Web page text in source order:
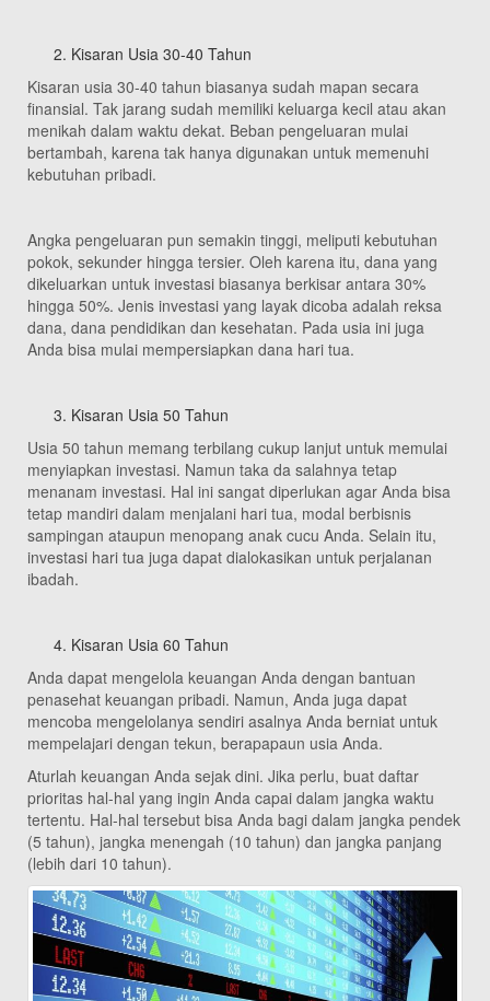
Kisaran Usia 30-40 Tahun
Kisaran usia 30-40 tahun biasanya sudah mapan secara
finansial. Tak jarang sudah memiliki keluarga kecil atau akan
menikah dalam waktu dekat. Beban pengeluaran mulai
bertambah, karena tak hanya digunakan untuk memenuhi
kebutuhan pribadi.
Angka pengeluaran pun semakin tinggi, meliputi kebutuhan
pokok, sekunder hingga tersier. Oleh karena itu, dana yang
dikeluarkan untuk investasi biasanya berkisar antara 30%
hingga 50%. Jenis investasi yang layak dicoba adalah reksa
dana, dana pendidikan dan kesehatan. Pada usia ini juga
Anda bisa mulai mempersiapkan dana hari tua.
Kisaran Usia 50 Tahun
Usia 50 tahun memang terbilang cukup lanjut untuk memulai
menyiapkan investasi. Namun taka da salahnya tetap
menanam investasi. Hal ini sangat diperlukan agar Anda bisa
tetap mandiri dalam menjalani hari tua, modal berbisnis
sampingan ataupun menopang anak cucu Anda. Selain itu,
investasi hari tua juga dapat dialokasikan untuk perjalanan
ibadah.
Kisaran Usia 60 Tahun
Anda dapat mengelola keuangan Anda dengan bantuan
penasehat keuangan pribadi. Namun, Anda juga dapat
mencoba mengelolanya sendiri asalnya Anda berniat untuk
mempelajari dengan tekun, berapapaun usia Anda.
Aturlah keuangan Anda sejak dini. Jika perlu, buat daftar
prioritas hal-hal yang ingin Anda capai dalam jangka waktu
tertentu. Hal-hal tersebut bisa Anda bagi dalam jangka pendek
(5 tahun), jangka menengah (10 tahun) dan jangka panjang
(lebih dari 10 tahun).